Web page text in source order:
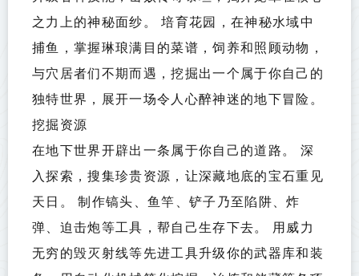
之力上的神秘面纱。 培育花园，在神秘水域中
捕鱼，掌握琳琅满目的菜谱，饲养和照顾动物，
与穴居者们不期而遇，挖掘出一个属于你自己的
独特世界，展开一场令人心醉神迷的地下冒险。
挖掘资源
在地下世界开辟出一条属于你自己的道路。 深
入探索，搜集珍贵资源，让深藏地底的宝石重见
天日。 制作镐头、鱼竿、铲子乃至陷阱、炸
弹、迫击炮等工具，帮自己生存下去。 用威力
无穷的毁灭射线等先进工具升级你的武器库和装